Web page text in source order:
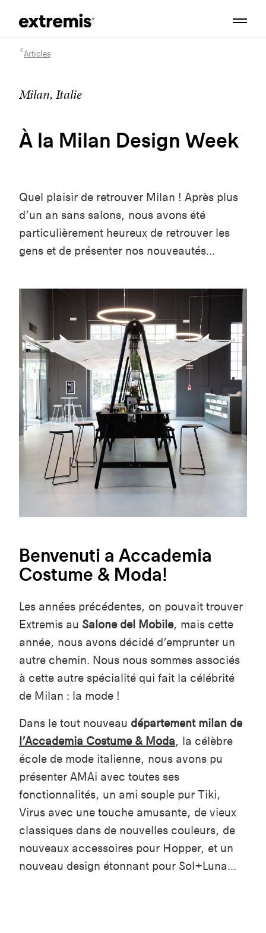
Articles
Milan, Italie
À la Milan Design Week
Quel plaisir de retrouver Milan ! Après plus
d’un an sans salons, nous avons été
particulièrement heureux de retrouver les
gens et de présenter nos nouveautés...
Benvenuti a Accademia
Costume & Moda!
Les années précédentes, on pouvait trouver
Extremis au Salone del Mobile, mais cette
année, nous avons décidé d’emprunter un
autre chemin. Nous nous sommes associés
à cette autre spécialité qui fait la célébrité
de Milan : la mode !
Dans le tout nouveau département milan de
l’Accademia Costume & Moda, la célèbre
école de mode italienne, nous avons pu
présenter AMAi avec toutes ses
fonctionnalités, un ami souple pur Tiki,
Virus avec une touche amusante, de vieux
classiques dans de nouvelles couleurs, de
nouveaux accessoires pour Hopper, et un
nouveau design étonnant pour Sol+Luna...